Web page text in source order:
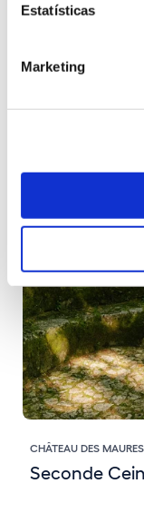
Estatísticas
Marketing
CHÂTEAU DES MAURES
Seconde